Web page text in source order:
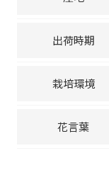
出荷時期
栽培環境
花言葉